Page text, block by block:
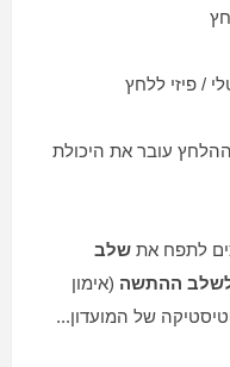
/ פיזי ללחץ
עובר את היכולת
לתפח את שלב
ההתשה (אימון
של המועדון...